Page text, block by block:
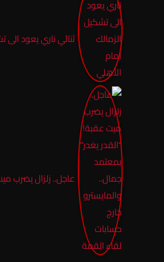
ثنائي ناري يعود الى
عاجل.. زلزال يضرب